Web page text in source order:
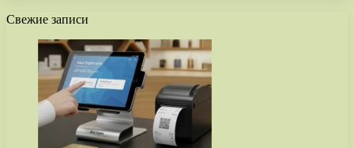
Свежие записи